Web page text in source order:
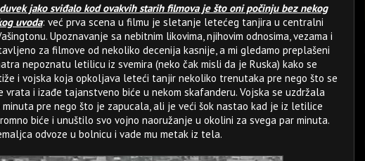
jako sviđalo kod ovakvih starih filmova je što oni počinju bez nekog
uvoda: već prva scena u filmu je sletanje letećeg tanjira u centralni
Upoznavanje sa nebitnim likovima, njihovim odnosima, vezama i
za filmove od nekoliko decenija kasnije, a mi gledamo preplašeni
nepoznatu letilicu iz svemira (neko čak misli da je Ruska) kako se
i vojska koja opkoljava leteći tanjir nekoliko trenutaka pre nego što se
vrata i izađe tajanstveno biće u nekom skafanderu. Vojska se uzdržala
pre nego što je zapucala, ali je veći šok nastao kad je iz letilice
biće i unuštilo svo vojno naoružanje u okolini za svega par minuta.
odvoze u bolnicu i vade mu metak iz tela.